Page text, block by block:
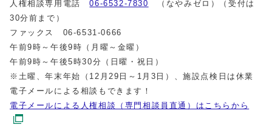
人権相談専用電話06-6532-7830
（なやみゼロ）（受付は
30分前まで）
ファックス 06-6531-0666
午前9時～午後9時（月曜～金曜）
午前9時～午後5時30分（日曜・祝日）
※土曜、年末年始（12月29日～1月3日）、施設点検日は休業
電子メールによる相談もできます！
電子メールによる人権相談（専門相談員直通）はこちらから